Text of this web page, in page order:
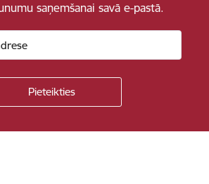
saņemšanai savā e-pastā.